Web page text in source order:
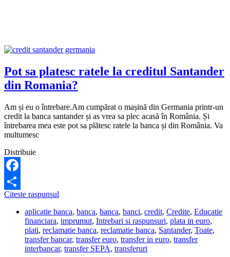
cartea
trebuie
sa
Pot sa platesc ratele la creditul Santander
din Romania?
Am și eu o întrebare.Am cumpărat o mașină din Germania printr-un
credit la banca santander și as vrea sa plec acasă în România. Și
întrebarea mea este pot sa plătesc ratele la banca și din România. Va
multumesc
Distribuie
Facebook
Share
Citeste raspunsul
platesc
ratele
la
creditul
Santander
aplicatie banca, banca, banca, banci, credit, Credite, Educatie
financiara, imprumut, Intrebari si raspunsuri, plata in euro,
plati, reclamatie banca, reclamatie banca, Santander, Toate,
transfer bancar, transfer euro, transfer in euro, transfer
interbancar, transfer SEPA, transferuri